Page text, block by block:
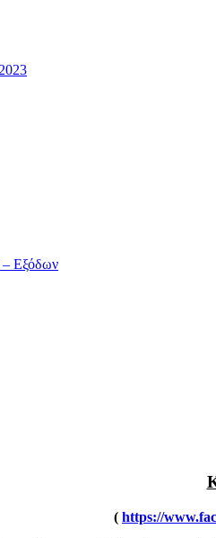
– Εξόδων
( https://